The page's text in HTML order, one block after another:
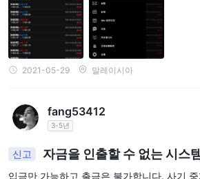
로운 선택지가 될 수 있습니다.
요약하면, Sky-Markets의 시장 기구는 통화
적 금융 투기를 위한 CFD, 귀중한 상품을 위
인 에너지 시장에 참여하기 위한 에너지로 구
계정 유형
Sky-Markets은 표준, 프로 및 VIP를 포함한
을 제공합니다. 계정의 최대 레버리지는 표
2021-05-29 말레이시아
fang53412
3-5년
신고
자금을 인출할 수 없는 시스
책이 있습니다. 다양한 변명으로
입금만 가능하고 출금은 불가합니다. 사기